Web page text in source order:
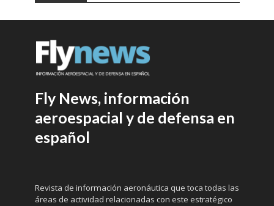
Fly News, información
aeroespacial y de defensa en
español
Revista de información aeronáutica que toca todas las
áreas de actividad relacionadas con este estratégico